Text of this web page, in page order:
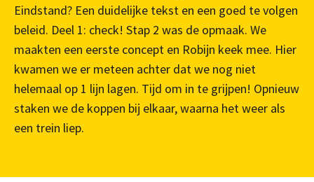
Eindstand? Een duidelijke tekst en een goed te volgen
beleid. Deel 1: check! Stap 2 was de opmaak. We
maakten een eerste concept en Robijn keek mee. Hier
kwamen we er meteen achter dat we nog niet
helemaal op 1 lijn lagen. Tijd om in te grijpen! Opnieuw
staken we de koppen bij elkaar, waarna het weer als
een trein liep.